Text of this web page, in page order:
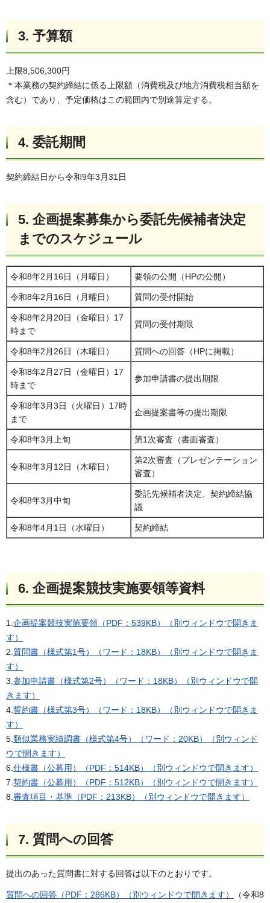
3. 予算額
上限8,506,300円
＊本業務の契約締結に係る上限額（消費税及び地方消費税相当額を
含む）であり、予定価格はこの範囲内で別途算定する。
4. 委託期間
契約締結日から令和9年3月31日
5. 企画提案募集から委託先候補者決定
までのスケジュール
令和8年2月16日（月曜日） 要領の公開（HPの公開）
令和8年2月16日（月曜日） 質問の受付開始
令和8年2月20日（金曜日）17
時まで
質問の受付期限
令和8年2月26日（木曜日） 質問への回答（HPに掲載）
令和8年2月27日（金曜日）17
時まで
参加申請書の提出期限
令和8年3月3日（火曜日）17時
まで
企画提案書等の提出期限
令和8年3月上旬 第1次審査（書面審査）
令和8年3月12日（木曜日）
第2次審査（プレゼンテーション
審査）
令和8年3月中旬
委託先候補者決定、契約締結協
議
令和8年4月1日（水曜日） 契約締結
6. 企画提案競技実施要領等資料
1. 企画提案競技実施要領（PDF：539KB）（別ウィンドウで開きま
す）
2. 質問書（様式第1号）（ワード：18KB）（別ウィンドウで開きま
す）
3. 参加申請書（様式第2号）（ワード：18KB）（別ウィンドウで開
きます）
4. 誓約書（様式第3号）（ワード：18KB）（別ウィンドウで開きま
す）
5. 類似業務実績調書（様式第4号）（ワード：20KB）（別ウィンド
ウで開きます）
6. 仕様書（公募用）（PDF：514KB）（別ウィンドウで開きます）
7. 契約書（公募用）（PDF：512KB）（別ウィンドウで開きます）
8. 審査項目・基準（PDF：213KB）（別ウィンドウで開きます）
7. 質問への回答
提出のあった質問書に対する回答は以下のとおりです。
質問への回答（PDF：286KB）（別ウィンドウで開きます）
（令和8